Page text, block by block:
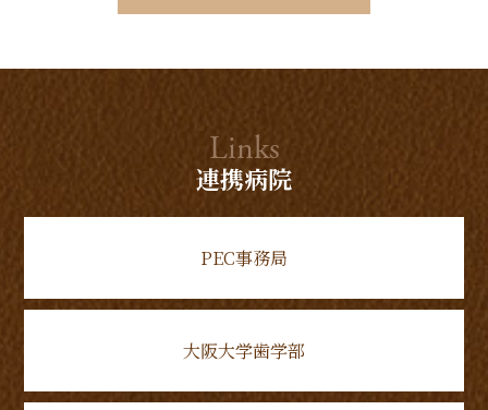
Links
連携病院
PEC事務局
大阪大学歯学部